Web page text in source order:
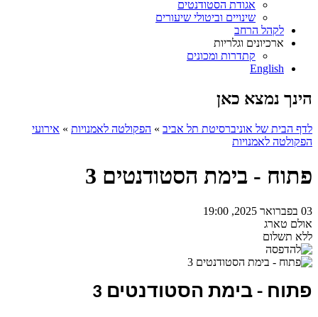
אגודת הסטודנטים
שינויים וביטולי שיעורים
לקהל הרחב
ארכיונים וגלריות
קתדרות ומכונים
English
הינך נמצא כאן
לדף הבית של אוניברסיטת תל אביב » הפקולטה לאמנויות » אירועי
הפקולטה לאמנויות
פתוח - בימת הסטודנטים 3
03 בפברואר 2025, 19:00
אולם טארג
ללא תשלום
פתוח - בימת הסטודנטים 3